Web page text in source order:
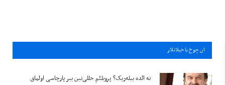
ان چوخ باخيلانلار
نه ائده بیله‌ریک؟ پروبلئم حللی‌نین بیر پارچاسی اولماق